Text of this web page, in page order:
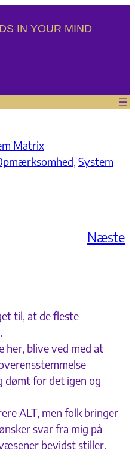
IN YOUR MIND
Matrix
, System
Næste
til, at de fleste
her, blive ved med at
dømt for det igen og
ALT, men folk bringer
svar fra mig på
bevidst stiller.